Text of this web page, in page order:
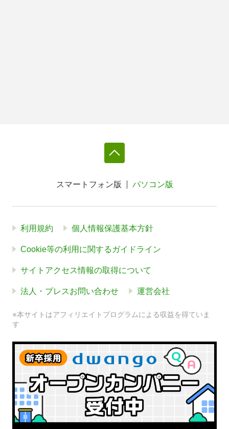
スマートフォン版 パソコン版
利用規約 個人情報保護基本方針
Cookie等の利用に関するガイドライン
サイトアクセス情報の取得について
法人・プレスお問い合わせ 運営会社
※本サイトはアフィリエイトプログラムによる収益を得ていま
す